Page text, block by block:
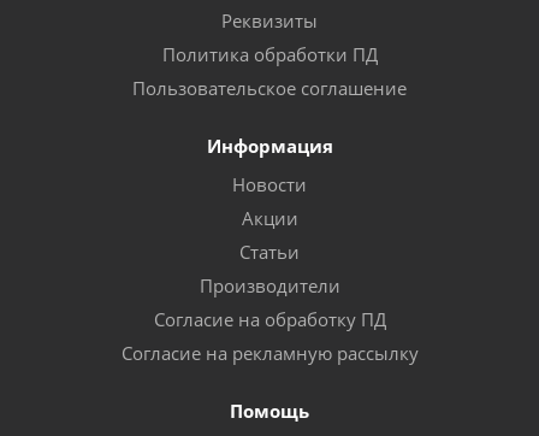
Реквизиты
Политика обработки ПД
Пользовательское соглашение
Информация
Новости
Акции
Статьи
Производители
Согласие на обработку ПД
Согласие на рекламную рассылку
Помощь